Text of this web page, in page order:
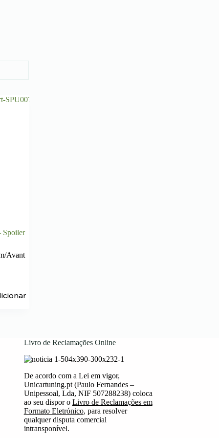
Spoiler
Avant
Livro de Reclamações Online
De acordo com a Lei em vigor,
Unicartuning.pt (Paulo Fernandes –
Unipessoal, Lda, NIF 507288238) coloca
ao seu dispor o Livro de Reclamações em
Formato Eletrónico, para resolver
qualquer disputa comercial
intransponível.